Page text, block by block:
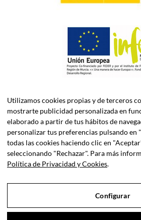
ASELEC CONSULTORES, S.L.P. es una
Asesoría Fiscal, Contable, Laboral y
Sociedad Profesional Inscrita en el
Utilizamos cookies propias y de terceros
mostrarte publicidad personalizada en
elaborado a partir de tus hábitos de
personalizar tus preferencias pulsando en
todas las cookies haciendo clic en
seleccionando "Rechazar". Para más
Política de Privacidad y Cookies.
Configurar